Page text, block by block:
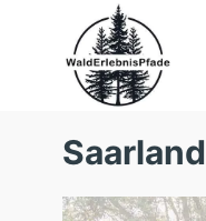
springen
Saarland